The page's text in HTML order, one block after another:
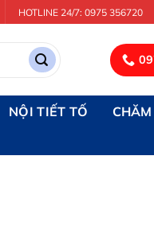
HOTLINE 24/7: 0975 356720
NỘI TIẾT TỐ